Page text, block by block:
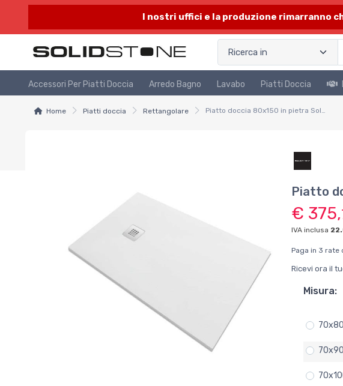
I nostri uffici e la produzione rimarranno
Accessori Per Piatti Doccia Arredo Bagno Lavabo Piatti Doccia
Home Piatti doccia Rettangolare Piatto doccia 80x150 in pietra SolidStone bianco antiscivolo alto 2,8 cm
Piatto
€ 375,
IVA inclusa
Paga in 3 rate
Ricevi ora il
Misura:
70x80
70x90